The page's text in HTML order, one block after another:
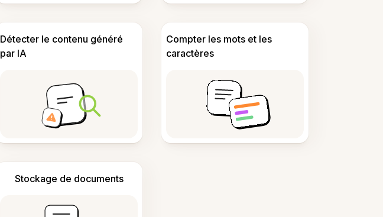
Détecter le contenu généré
par IA
Compter les mots et les
caractères
Stockage de documents